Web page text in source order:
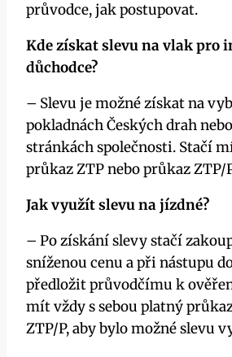
průvodce, jak postupovat.
Kde získat slevu na vlak pro
důchodce?
– Slevu je možné získat na
pokladnách Českých drah
stránkách společnosti. Stačí
průkaz ZTP nebo průkaz ZTP/
Jak využít slevu na jízdné?
– Po získání slevy stačí
sníženou cenu a při nástupu
předložit průvodčímu k
mít vždy s sebou platný
ZTP/P, aby bylo možné slevu